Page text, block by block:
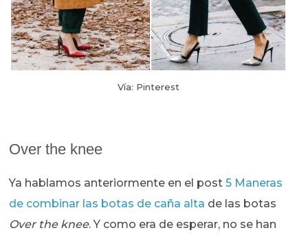
Vía: Pinterest
Over the knee
Ya hablamos anteriormente en el post5 Maneras
de combinar las botas de caña alta de las botas
Over the knee. Y como era de esperar, no se han